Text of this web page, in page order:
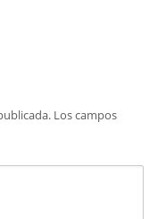
Los campos